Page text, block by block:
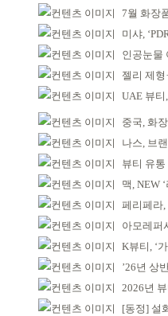
7월 화장
미샤,
인공눈물
젤리 제형·안
UAE 뷰
중국, 화장품
나스, 브랜
뷰티 유통
맥, NEW ‘
페리페라,
아모레퍼시
K뷰티, ‘가성
’26년 상반
2026년 뷰
[동정] 설화